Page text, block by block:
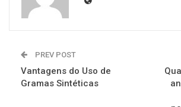
PREV POST
Vantagens do Uso de
Gramas Sintéticas